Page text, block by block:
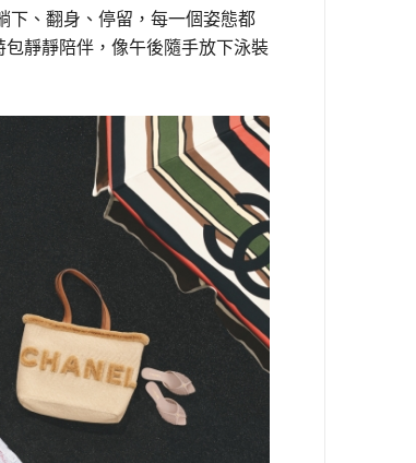
下、翻身、停留，每一個姿態都
靜靜陪伴，像午後隨手放下泳裝